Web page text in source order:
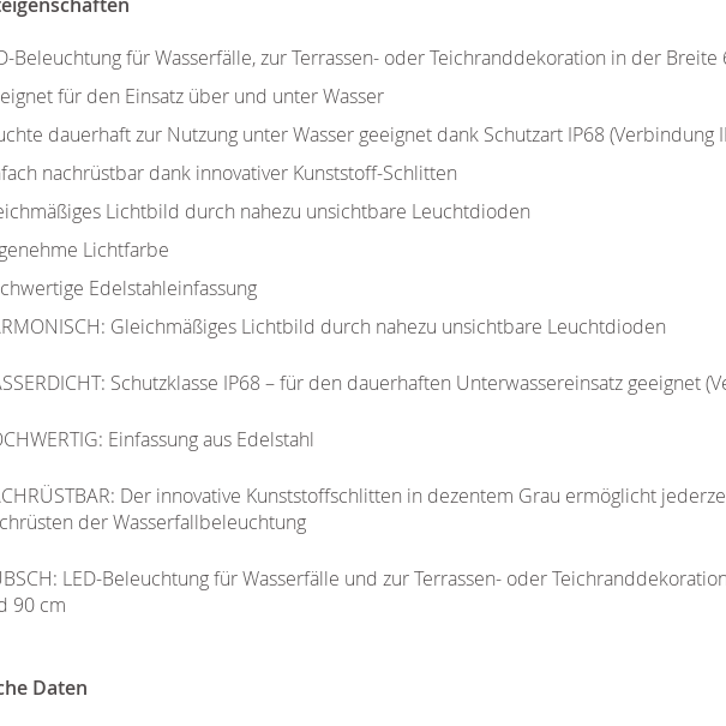
Beleuchtung für Wasserfälle, zur Terrassen- oder Teichranddekoration in der Breite
für den Einsatz über und unter Wasser
dauerhaft zur Nutzung unter Wasser geeignet dank Schutzart IP68 (Verbindung
nachrüstbar dank innovativer Kunststoff-Schlitten
Lichtbild durch nahezu unsichtbare Leuchtdioden
Lichtfarbe
Edelstahleinfassung
Gleichmäßiges Lichtbild durch nahezu unsichtbare Leuchtdioden
Schutzklasse IP68 – für den dauerhaften Unterwassereinsatz geeignet
Einfassung aus Edelstahl
Der innovative Kunststoffschlitten in dezentem Grau ermöglicht
der Wasserfallbeleuchtung
LED-Beleuchtung für Wasserfälle und zur Terrassen- oder
90 cm
Daten